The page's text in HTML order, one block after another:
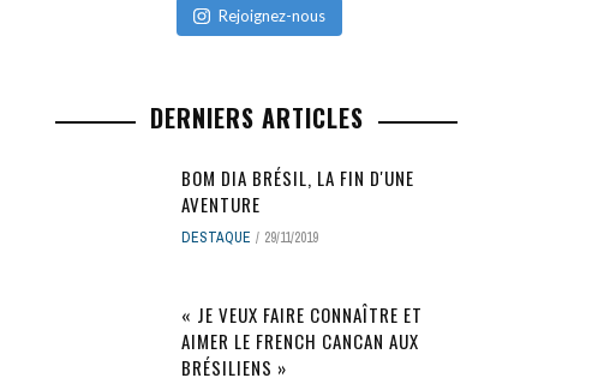
Rejoignez-nous
DERNIERS ARTICLES
BOM DIA BRÉSIL, LA FIN D'UNE
AVENTURE
DESTAQUE 29/11/2019
« JE VEUX FAIRE CONNAÎTRE ET
AIMER LE FRENCH CANCAN AUX
BRÉSILIENS »